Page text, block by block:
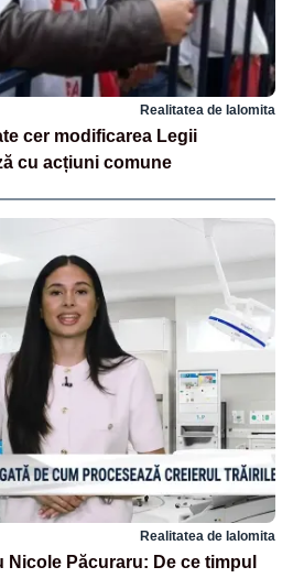
Realitatea de Ialomita
cer modificarea Legii
cu acțiuni comune
Realitatea de Ialomita
Nicole Păcuraru: De ce timpul